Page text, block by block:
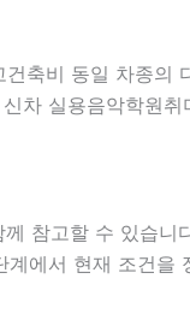
축비 동일 차종
실용음악학원
께 참고할 수 있습
에서 현재 조건